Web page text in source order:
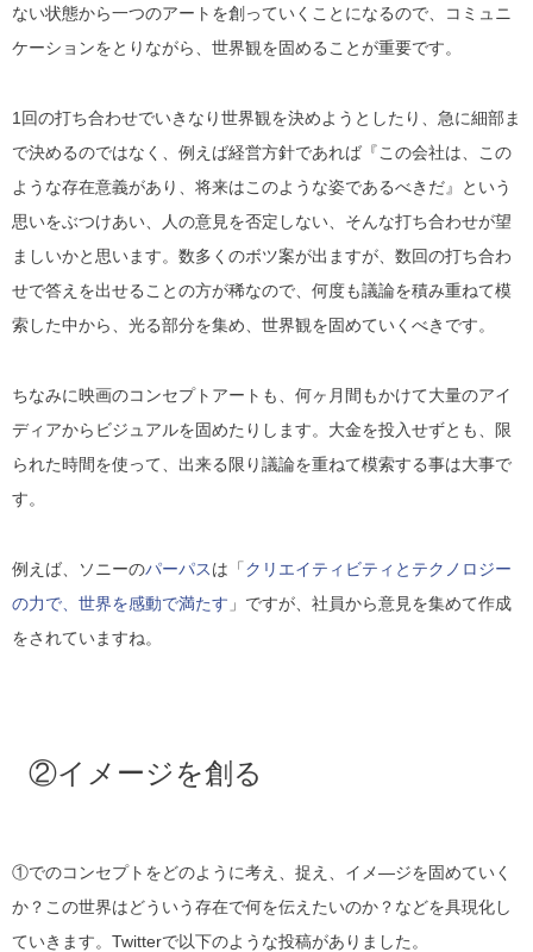
ない状態から一つのアートを創っていくことになるので、コミュニ
ケーションをとりながら、世界観を固めることが重要です。
1回の打ち合わせでいきなり世界観を決めようとしたり、急に細部ま
で決めるのではなく、例えば経営方針であれば『この会社は、この
ような存在意義があり、将来はこのような姿であるべきだ』という
思いをぶつけあい、人の意見を否定しない、そんな打ち合わせが望
ましいかと思います。数多くのボツ案が出ますが、数回の打ち合わ
せで答えを出せることの方が稀なので、何度も議論を積み重ねて模
索した中から、光る部分を集め、世界観を固めていくべきです。
ちなみに映画のコンセプトアートも、何ヶ月間もかけて大量のアイ
ディアからビジュアルを固めたりします。大金を投入せずとも、限
られた時間を使って、出来る限り議論を重ねて模索する事は大事で
す。
例えば、ソニーのパーパスは「クリエイティビティとテクノロジー
の力で、世界を感動で満たす 」ですが、社員から意見を集めて作成
をされていますね。
②イメージを創る
①でのコンセプトをどのように考え、捉え、イメ―ジを固めていく
か？この世界はどういう存在で何を伝えたいのか？などを具現化し
ていきます。Twitterで以下のような投稿がありました。